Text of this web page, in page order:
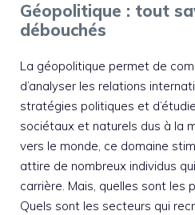
Géopolitique : tout
débouchés
La géopolitique permet de
d’analyser les relations
stratégies politiques et
sociétaux et naturels dus à la
vers le monde, ce domaine
attire de nombreux individus
carrière. Mais, quelles sont les
Quels sont les secteurs qui